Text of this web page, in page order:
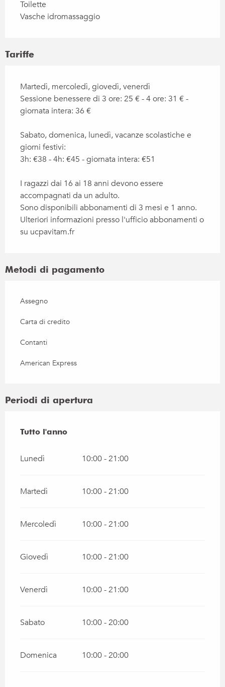
Toilette
Vasche idromassaggio
Tariffe
Martedì, mercoledì, giovedì, venerdì
Sessione benessere di 3 ore: 25 € - 4 ore: 31 € -
giornata intera: 36 €
Sabato, domenica, lunedì, vacanze scolastiche e
giorni festivi:
3h: €38 - 4h: €45 - giornata intera: €51
I ragazzi dai 16 ai 18 anni devono essere
accompagnati da un adulto.
Sono disponibili abbonamenti di 3 mesi e 1 anno.
Ulteriori informazioni presso l'ufficio abbonamenti o
su ucpavitam.fr
Metodi di pagamento
Assegno
Carta di credito
Contanti
American Express
Periodi di apertura
Tutto l'anno
Tutto l'anno
Lunedì 10:00 - 21:00
Martedì 10:00 - 21:00
Mercoledì 10:00 - 21:00
Giovedì 10:00 - 21:00
Venerdì 10:00 - 21:00
Sabato 10:00 - 20:00
Domenica 10:00 - 20:00